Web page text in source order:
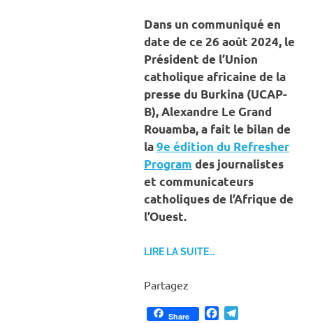
Dans un communiqué en
date de ce 26 août 2024, le
Président de l’Union
catholique africaine de la
presse du Burkina (UCAP-
B), Alexandre Le Grand
Rouamba, a fait le bilan de
la9e édition du Refresher
Program des journalistes
et communicateurs
catholiques de l’Afrique de
l’Ouest.
LIRE LA SUITE…
Partagez
Share Facebook